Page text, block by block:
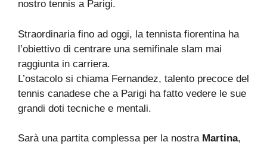
nostro tennis a Parigi.
Straordinaria fino ad oggi, la tennista fiorentina ha
l’obiettivo di centrare una semifinale slam mai
raggiunta in carriera.
L’ostacolo si chiama Fernandez, talento precoce del
tennis canadese che a Parigi ha fatto vedere le sue
grandi doti tecniche e mentali.
Sarà una partita complessa per la nostra Martina,